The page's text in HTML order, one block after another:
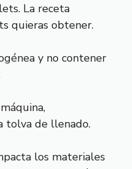
La receta
quieras obtener.
y no contener
tolva de llenado.
los materiales